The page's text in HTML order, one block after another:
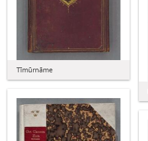
Tīmūrnāme